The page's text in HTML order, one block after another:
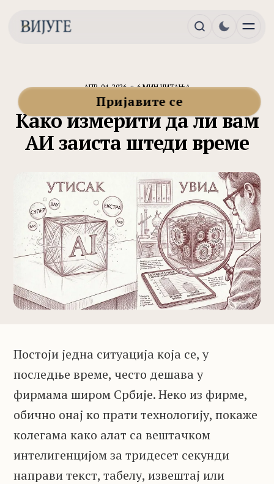
Пријавите се
АПР. 04, 2026 6 МИН ЧИТАЊА
РАДАР
Како измерити да ли вам
АИ заиста штеди време
Постоји једна ситуација која се, у
последње време, често дешава у
фирмама широм Србије. Неко из фирме,
обично онај ко прати технологију, покаже
колегама како алат са вештачком
интелигенцијом за тридесет секунди
направи текст, табелу, извештај или